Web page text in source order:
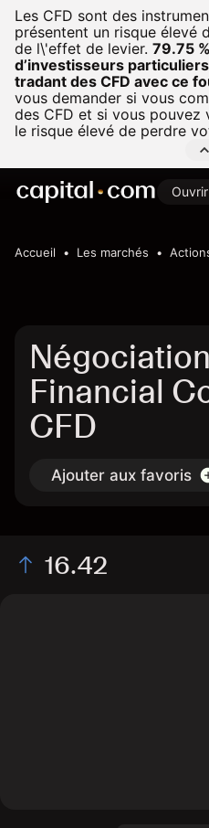
Les CFD sont des
présentent un risque élevé
de l\'effet de levier. 79.75
d’investisseurs
tradant des CFD avec ce
vous demander si vous
des CFD et si vous
le risque élevé de perdre
Accueil Les marchés
Financial
CFD
Ajouter aux favoris
16.42